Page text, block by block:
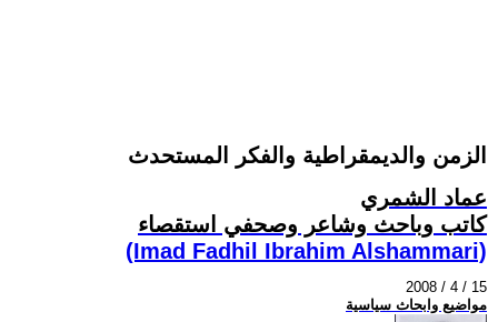
الزمن والديمقراطية والفكر المستحدث
عماد الشمري
كاتب وباحث وشاعر وصحفي استقصاء
(Imad Fadhil Ibrahim Alshammari)
2008 / 4 / 15
مواضيع وابحاث سياسية